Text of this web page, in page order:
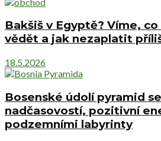
Bakšiš v Egyptě? Víme,
vědět a jak nezaplatit
18.5.2026
Bosenské údolí pyramid
nadčasovostí, pozitivní
podzemními labyrinty